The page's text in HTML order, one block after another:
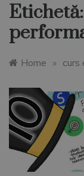
Etichetă:
Home » curs